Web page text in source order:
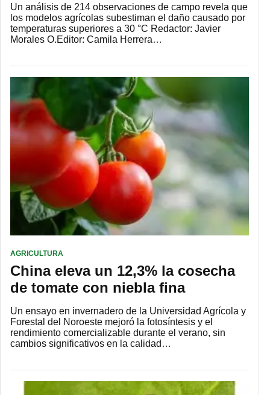
Un análisis de 214 observaciones de campo revela que
los modelos agrícolas subestiman el daño causado por
temperaturas superiores a 30 °C Redactor: Javier
Morales O.Editor: Camila Herrera…
AGRICULTURA
China eleva un 12,3% la cosecha
de tomate con niebla fina
Un ensayo en invernadero de la Universidad Agrícola y
Forestal del Noroeste mejoró la fotosíntesis y el
rendimiento comercializable durante el verano, sin
cambios significativos en la calidad…